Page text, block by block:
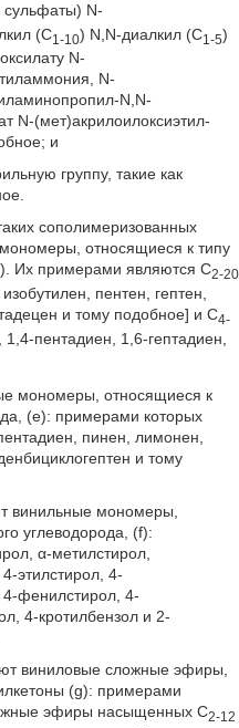
сульфаты) N-
(C1-10) Ν,Ν-диалкил (C1-5)
N-
N-
N,N-
N-(мет)акрилоилоксиэтил-
и
группу, такие как
сополимеризованных
относящиеся к типу
Их примерами являются С2-20
пентен, гептен,
и тому подобное] и С4-
пентадиен, 1,6-гептадиен,
мономеры, относящиеся к
(е): примерами которых
пинен, лимонен,
и тому
винильные мономеры,
углеводорода, (f):
α-метилстирол,
этилстирол, 4-
4-фенилстирол, 4-
4-кротилбензол и 2-
виниловые сложные эфиры,
(g): примерами
эфиры насыщенных С2-12